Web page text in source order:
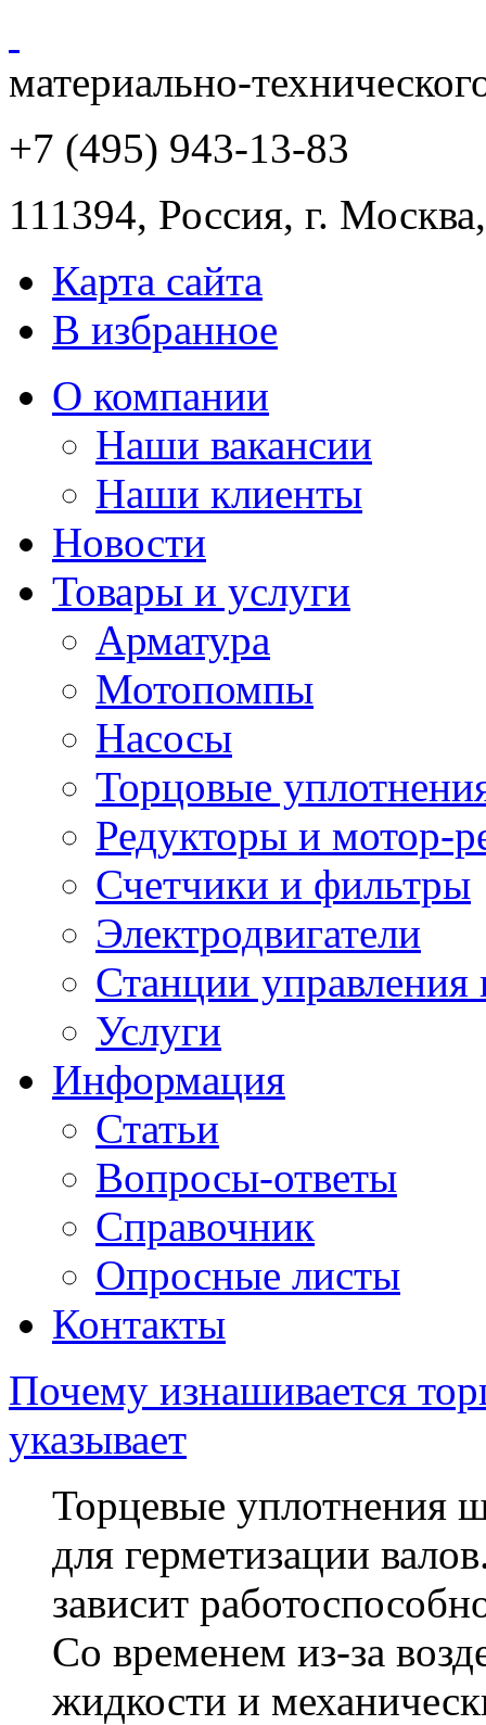
материально-
+7 (495) 943-13-83
111394, Россия, г. Москва
Карта сайта
В избранное
О компании
Наши вакансии
Наши клиенты
Новости
Товары и услуги
Арматура
Мотопомпы
Насосы
Торцовые
Редукторы и мотор-
Счетчики и фильтры
Электродвигатели
Станции управления
Услуги
Информация
Статьи
Вопросы-ответы
Справочник
Опросные листы
Контакты
Почему изнашивается
указывает
Торцевые уплотнения
для герметизации
зависит
Со временем из-за
жидкости и